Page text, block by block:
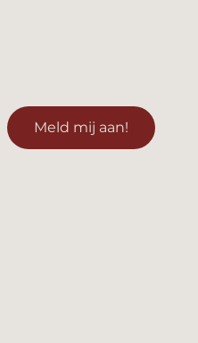
Meld mij aan!